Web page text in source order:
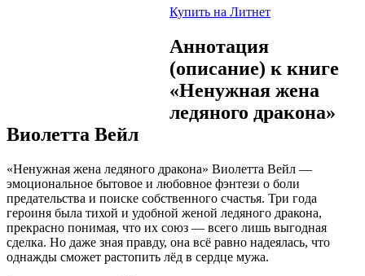
Купить на Литнет
Аннотация
(описание) к книге
«Ненужная жена
ледяного дракона»
Виолетта Вейл
«Ненужная жена ледяного дракона» Виолетта Вейл —
эмоциональное бытовое и любовное фэнтези о боли
предательства и поиске собственного счастья. Три года
героиня была тихой и удобной женой ледяного дракона,
прекрасно понимая, что их союз — всего лишь выгодная
сделка. Но даже зная правду, она всё равно надеялась, что
однажды сможет растопить лёд в сердце мужа.